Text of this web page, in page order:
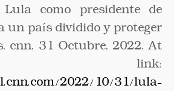
Lula como presidente de
un país dividido y proteger
cnn, 31 Octubre, 2022, At
link:
2022/10/31/lula-